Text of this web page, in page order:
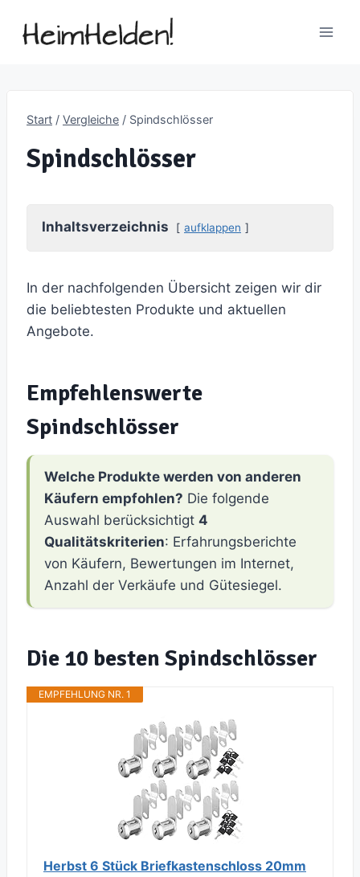
Inhalt
Start / Vergleiche / Spindschlösser
Spindschlösser
Inhaltsverzeichnis aufklappen
In der nachfolgenden Übersicht zeigen wir dir
die beliebtesten Produkte und aktuellen
Angebote.
Empfehlenswerte
Spindschlösser
Welche Produkte werden von anderen
Käufern empfohlen? Die folgende
Auswahl berücksichtigt 4
Qualitätskriterien: Erfahrungsberichte
von Käufern, Bewertungen im Internet,
Anzahl der Verkäufe und Gütesiegel.
Die 10 besten Spindschlösser
EMPFEHLUNG NR. 1
Herbst 6 Stück Briefkastenschloss 20mm